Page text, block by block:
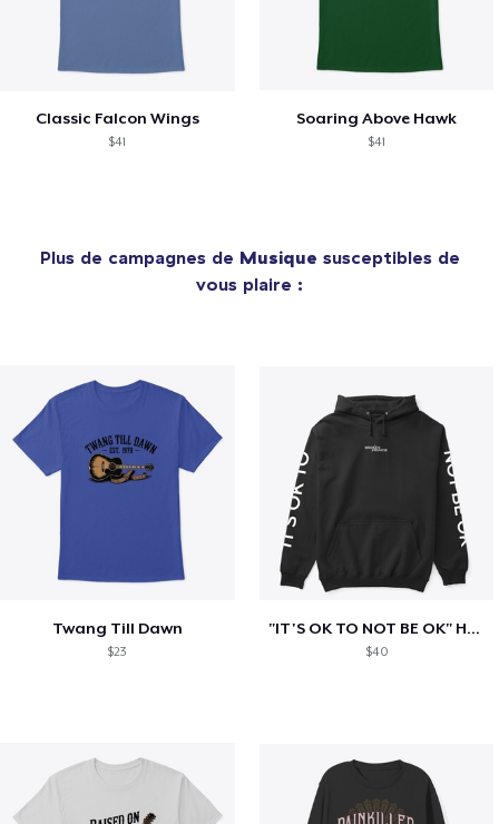
Classic Falcon Wings
$41
Soaring Above Hawk
$41
Plus de campagnes de Musique susceptibles de
vous plaire :
Twang Till Dawn
$23
"IT'S OK TO NOT BE OK" Hoodie (BP LOGO)
$40